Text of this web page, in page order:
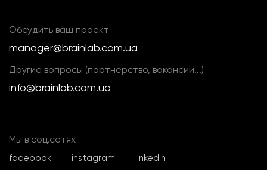
Обсудить ваш проект
manager@brainlab.com.ua
Другие вопросы (партнерство, вакансии...)
info@brainlab.com.ua
Мы в соц.сетях
facebook instagram
linkedin